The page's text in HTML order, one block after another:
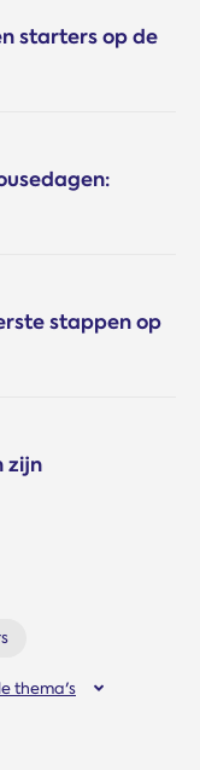
starters op de
stappen op
zijn
thema's